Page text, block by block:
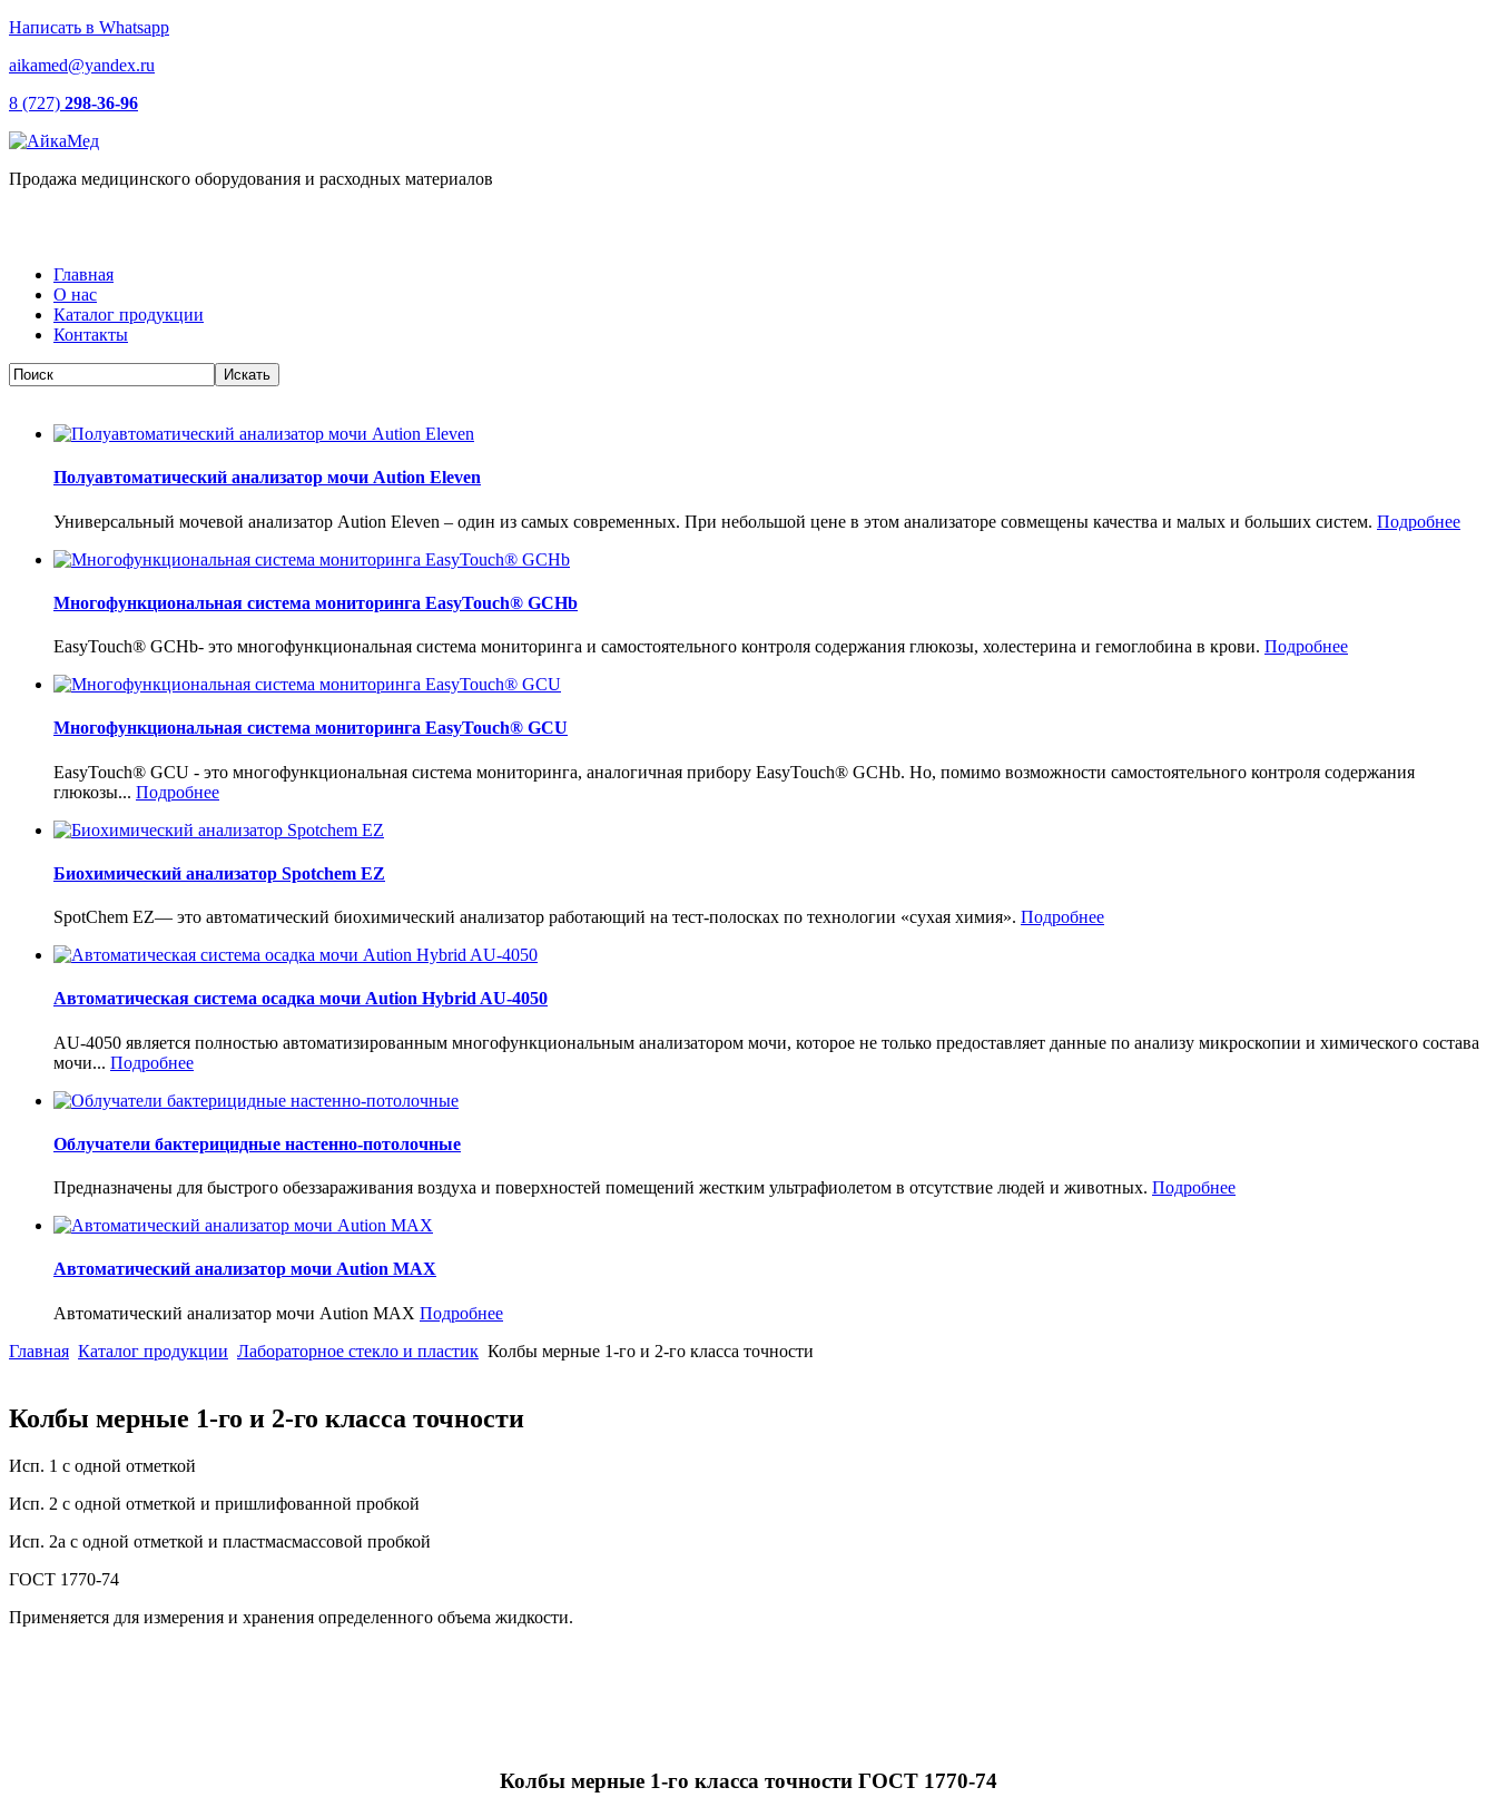
Написать в Whatsapp
aikamed@yandex.ru
8 (727) 298-36-96
Продажа медицинского оборудования и расходных материалов
Главная
О нас
Каталог продукции
Контакты
Полуавтоматический анализатор мочи Aution Eleven
Универсальный мочевой анализатор Aution Eleven – один из самых современных. При небольшой цене в этом анализаторе совмещены качества и малых и больших систем. Подробнее
Многофункциональная система мониторинга EasyTouch® GCHb
EasyTouch® GCHb- это многофункциональная система мониторинга и самостоятельного контроля содержания глюкозы, холестерина и гемоглобина в крови. Подробнее
Многофункциональная система мониторинга EasyTouch® GCU
EasyTouch® GCU - это многофункциональная система мониторинга, аналогичная прибору EasyTouch® GCHb. Но, помимо возможности самостоятельного контроля содержания
глюкозы... Подробнее
Биохимический анализатор Spotchem EZ
SpotChem EZ— это автоматический биохимический анализатор работающий на тест-полосках по технологии «сухая химия». Подробнее
Автоматическая система осадка мочи Aution Hybrid AU-4050
AU-4050 является полностью автоматизированным многофункциональным анализатором мочи, которое не только предоставляет данные по анализу микроскопии и химического состава
мочи... Подробнее
Облучатели бактерицидные настенно-потолочные
Предназначены для быстрого обеззараживания воздуха и поверхностей помещений жестким ультрафиолетом в отсутствие людей и животных. Подробнее
Автоматический анализатор мочи Aution MAX
Автоматический анализатор мочи Aution MAX Подробнее
Главная Каталог продукции Лабораторное стекло и пластик Колбы мерные 1-го и 2-го класса точности
Колбы мерные 1-го и 2-го класса точности
Исп. 1 с одной отметкой
Исп. 2 с одной отметкой и пришлифованной пробкой
Исп. 2а с одной отметкой и пластмасмассовой пробкой
ГОСТ 1770-74
Применяется для измерения и хранения определенного объема жидкости.
Колбы мерные 1-го класса точности ГОСТ 1770-74